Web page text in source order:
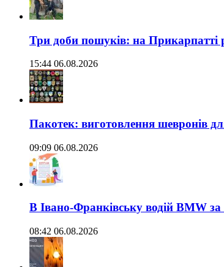
Три доби пошуків: на Прикарпатті
15:44 06.08.2026
Пакотек: виготовлення шевронів
09:09 06.08.2026
В Івано-Франківську водій BMW
08:42 06.08.2026